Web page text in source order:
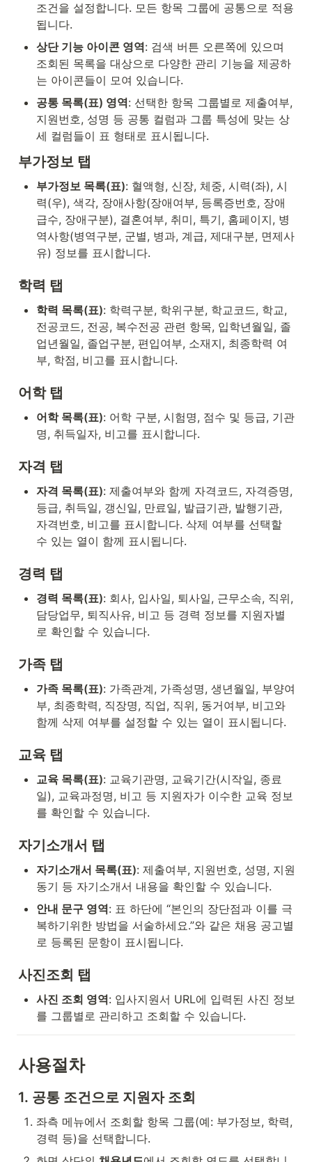
조건을 설정합니다. 모든 항목 그룹에 공통으로 적용
됩니다.
상단 기능 아이콘 영역: 검색 버튼 오른쪽에 있으며
조회된 목록을 대상으로 다양한 관리 기능을 제공하
는 아이콘들이 모여 있습니다.
공통 목록(표) 영역: 선택한 항목 그룹별로 제출여부,
지원번호, 성명 등 공통 컬럼과 그룹 특성에 맞는 상
세 컬럼들이 표 형태로 표시됩니다.
부가정보 탭
부가정보 목록(표): 혈액형, 신장, 체중, 시력(좌), 시
력(우), 색각, 장애사항(장애여부, 등록증번호, 장애
급수, 장애구분), 결혼여부, 취미, 특기, 홈페이지, 병
역사항(병역구분, 군별, 병과, 계급, 제대구분, 면제사
유) 정보를 표시합니다.
학력 탭
학력 목록(표): 학력구분, 학위구분, 학교코드, 학교,
전공코드, 전공, 복수전공 관련 항목, 입학년월일, 졸
업년월일, 졸업구분, 편입여부, 소재지, 최종학력 여
부, 학점, 비고를 표시합니다.
어학 탭
어학 목록(표): 어학 구분, 시험명, 점수 및 등급, 기관
명, 취득일자, 비고를 표시합니다.
자격 탭
자격 목록(표): 제출여부와 함께 자격코드, 자격증명,
등급, 취득일, 갱신일, 만료일, 발급기관, 발행기관,
자격번호, 비고를 표시합니다. 삭제 여부를 선택할
수 있는 열이 함께 표시됩니다.
경력 탭
경력 목록(표): 회사, 입사일, 퇴사일, 근무소속, 직위,
담당업무, 퇴직사유, 비고 등 경력 정보를 지원자별
로 확인할 수 있습니다.
가족 탭
가족 목록(표): 가족관계, 가족성명, 생년월일, 부양여
부, 최종학력, 직장명, 직업, 직위, 동거여부, 비고와
함께 삭제 여부를 설정할 수 있는 열이 표시됩니다.
교육 탭
교육 목록(표): 교육기관명, 교육기간(시작일, 종료
일), 교육과정명, 비고 등 지원자가 이수한 교육 정보
를 확인할 수 있습니다.
자기소개서 탭
자기소개서 목록(표): 제출여부, 지원번호, 성명, 지원
동기 등 자기소개서 내용을 확인할 수 있습니다.
안내 문구 영역: 표 하단에 “본인의 장단점과 이를 극
복하기위한 방법을 서술하세요.”와 같은 채용 공고별
로 등록된 문항이 표시됩니다.
사진조회 탭
사진 조회 영역: 입사지원서 URL에 입력된 사진 정보
를 그룹별로 관리하고 조회할 수 있습니다.
사용절차
1. 공통 조건으로 지원자 조회
좌측 메뉴에서 조회할 항목 그룹(예: 부가정보, 학력,
경력 등)을 선택합니다.